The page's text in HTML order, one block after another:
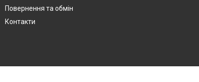
Повернення та обмін
Контакти